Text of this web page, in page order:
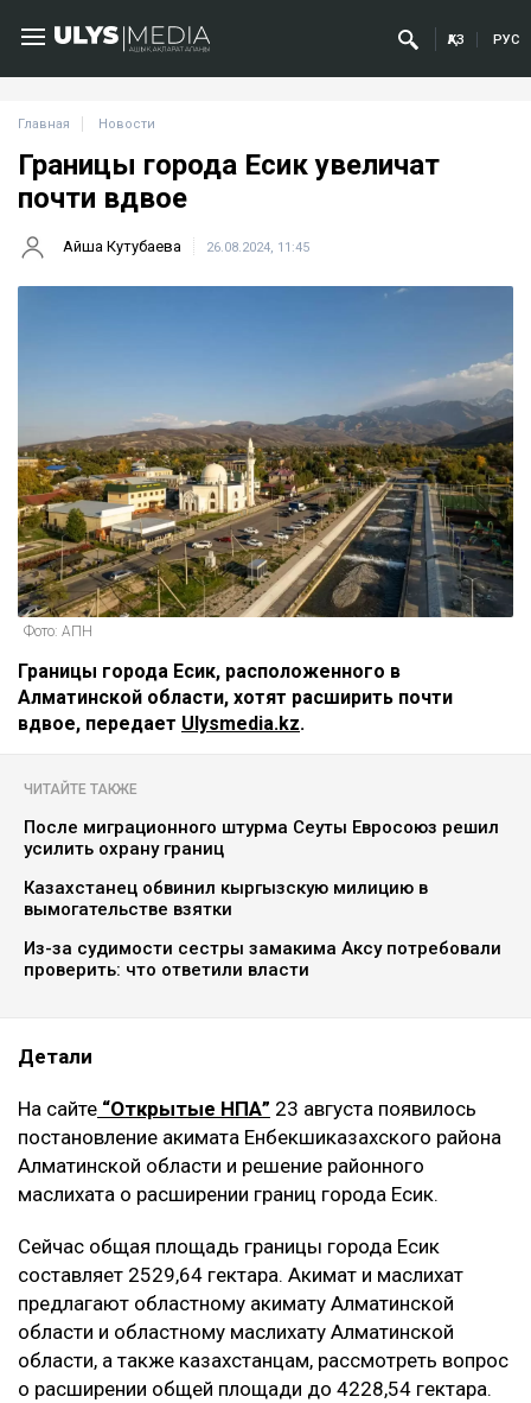
ҚАЗ РУС
Главная Новости
Границы города Есик увеличат
почти вдвое
Айша Кутубаева 26.08.2024, 11:45
Фото: АПН
Границы города Есик, расположенного в
Алматинской области, хотят расширить почти
вдвое, передает Ulysmedia.kz.
ЧИТАЙТЕ ТАКЖЕ
После миграционного штурма Сеуты Евросоюз решил
усилить охрану границ
Казахстанец обвинил кыргызскую милицию в
вымогательстве взятки
Из-за судимости сестры замакима Аксу потребовали
проверить: что ответили власти
Детали
На сайте “Открытые НПА” 23 августа появилось
постановление акимата Енбекшиказахского района
Алматинской области и решение районного
маслихата о расширении границ города Есик.
Сейчас общая площадь границы города Есик
составляет 2529,64 гектара. Акимат и маслихат
предлагают областному акимату Алматинской
области и областному маслихату Алматинской
области, а также казахстанцам, рассмотреть вопрос
о расширении общей площади до 4228,54 гектара.